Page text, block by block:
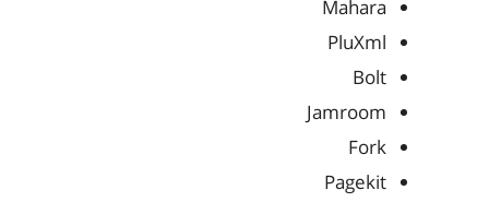
Mahara
PluXml
Bolt
Jamroom
Fork
Pagekit